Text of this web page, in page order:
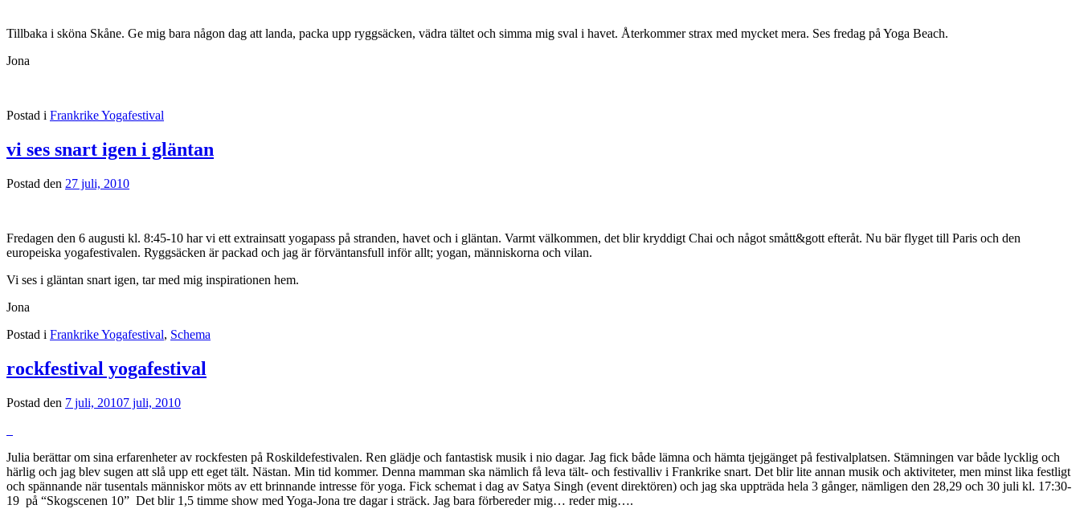
Tillbaka i sköna Skåne. Ge mig bara någon dag att landa, packa upp ryggsäcken, vädra tältet och simma mig sval i havet. Återkommer strax med mycket mera. Ses fredag på Yoga Beach.
Jona
Postad i Frankrike Yogafestival
vi ses snart igen i gläntan
Postad den 27 juli, 2010
Fredagen den 6 augusti kl. 8:45-10 har vi ett extrainsatt yogapass på stranden, havet och i gläntan. Varmt välkommen, det blir kryddigt Chai och något smått&gott efteråt. Nu bär flyget till Paris och den
europeiska yogafestivalen. Ryggsäcken är packad och jag är förväntansfull inför allt; yogan, människorna och vilan.
Vi ses i gläntan snart igen, tar med mig inspirationen hem.
Jona
Postad i Frankrike Yogafestival, Schema
rockfestival yogafestival
Postad den 7 juli, 20107 juli, 2010
Julia berättar om sina erfarenheter av rockfesten på Roskildefestivalen. Ren glädje och fantastisk musik i nio dagar. Jag fick både lämna och hämta tjejgänget på festivalplatsen. Stämningen var både lycklig och
härlig och jag blev sugen att slå upp ett eget tält. Nästan. Min tid kommer. Denna mamman ska nämlich få leva tält- och festivalliv i Frankrike snart. Det blir lite annan musik och aktiviteter, men minst lika festligt
och spännande när tusentals människor möts av ett brinnande intresse för yoga. Fick schemat i dag av Satya Singh (event direktören) och jag ska uppträda hela 3 gånger, nämligen den 28,29 och 30 juli kl. 17:30-
19 på “Skogscenen 10” Det blir 1,5 timme show med Yoga-Jona tre dagar i sträck. Jag bara förbereder mig… reder mig….